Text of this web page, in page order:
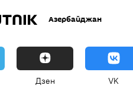
Азербайджан
Дзен VK